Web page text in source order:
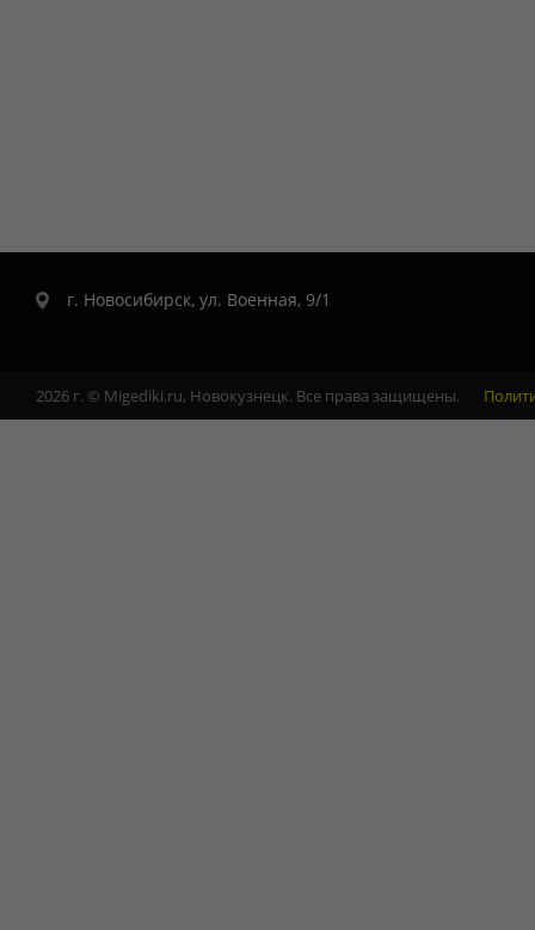
г. Новосибирск, ул. Военная, 9/1
2026 г. © Migediki.ru, Новокузнецк. Все права защищены.